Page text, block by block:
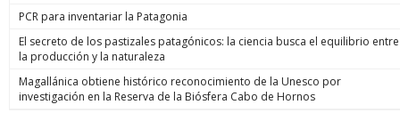
PCR para inventariar la Patagonia
El secreto de los pastizales patagónicos: la ciencia busca el equilibrio entre
la producción y la naturaleza
Magallánica obtiene histórico reconocimiento de la Unesco por
investigación en la Reserva de la Biósfera Cabo de Hornos